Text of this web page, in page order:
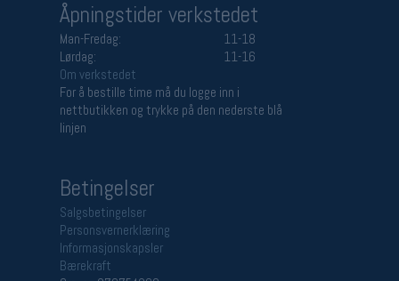
Åpningstider verkstedet
Man-Fredag:
11-18
Lørdag:
11-16
Om verkstedet
For å bestille time må du logge inn i
nettbutikken og trykke på den nederste blå
linjen
Betingelser
Salgsbetingelser
Personsvernerklæring
Informasjonskapsler
Bærekraft